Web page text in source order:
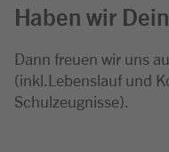
Haben wir
Dann freuen wir uns
(inkl.Lebenslauf und
Schulzeugnisse).